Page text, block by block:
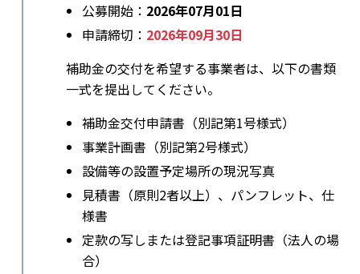
公募開始： 2026年07月01日
申請締切： 2026年09月30日
補助金の交付を希望する事業者は、以下の書類
一式を提出してください。
補助金交付申請書（別記第1号様式）
事業計画書（別記第2号様式）
設備等の設置予定場所の現況写真
見積書（原則2者以上）、パンフレット、仕
様書
定款の写しまたは登記事項証明書（法人の場
合）